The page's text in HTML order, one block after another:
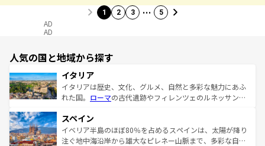
1 2 3 … 5
AD
AD
人気の国と地域から探す
イタリア
イタリアは歴史、文化、グルメ、自然と多彩な魅力にあふ
れた国。 ローマの古代遺跡やフィレンツェのルネッサンス
ろん、トスカーナの美しい田園風景やアマルフィ海岸の絶
景など、自然景観も見逃せない。観光の合間には、本場の
ピザやパスタなど、絶品のイタリア料理を堪能することも
スペイン
イベリア半島のほぼ80％を占めるスペインは、太陽が降り
注ぐ地中海沿岸から雄大なピレネー山脈まで、多彩な自然